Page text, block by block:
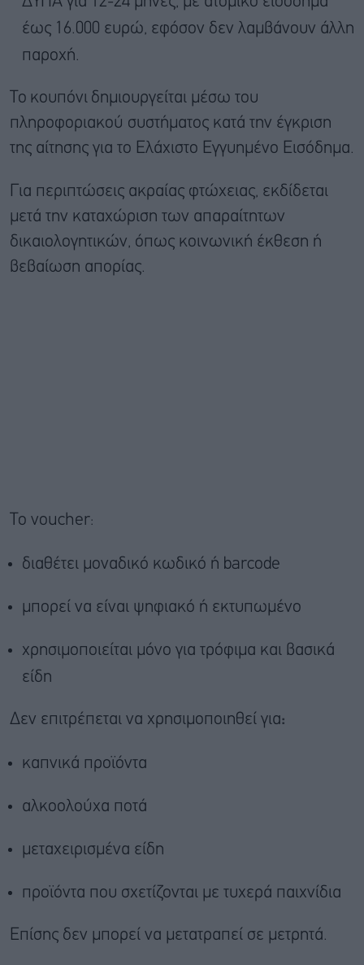
έως 16.000 ευρώ, εφόσον δεν λαμβάνουν άλλη
παροχή.
Το κουπόνι δημιουργείται μέσω του
πληροφοριακού συστήματος κατά την έγκριση
της αίτησης για το Ελάχιστο Εγγυημένο Εισόδημα.
Για περιπτώσεις ακραίας φτώχειας, εκδίδεται
μετά την καταχώριση των απαραίτητων
δικαιολογητικών, όπως κοινωνική έκθεση ή
βεβαίωση απορίας.
Το voucher:
διαθέτει μοναδικό κωδικό ή barcode
μπορεί να είναι ψηφιακό ή εκτυπωμένο
χρησιμοποιείται μόνο για τρόφιμα και βασικά
είδη
Δεν επιτρέπεται να χρησιμοποιηθεί για:
καπνικά προϊόντα
αλκοολούχα ποτά
μεταχειρισμένα είδη
προϊόντα που σχετίζονται με τυχερά παιχνίδια
Επίσης δεν μπορεί να μετατραπεί σε μετρητά.